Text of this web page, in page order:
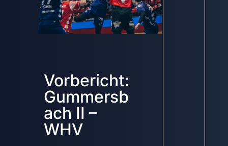
Vorbericht:
Gummersb
ach II –
WHV